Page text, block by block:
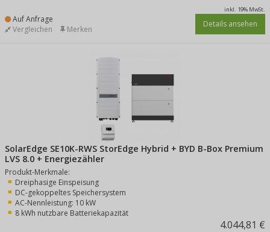
inkl. 19% MwSt.
Auf Anfrage Details ansehen
Vergleichen Merken
SolarEdge SE10K-RWS StorEdge Hybrid + BYD B-Box Premium
LVS 8.0 + Energiezähler
Produkt-Merkmale:
Dreiphasige Einspeisung
DC-gekoppeltes Speichersystem
AC-Nennleistung: 10 kW
8 kWh nutzbare Batteriekapazität
4.044,81 €